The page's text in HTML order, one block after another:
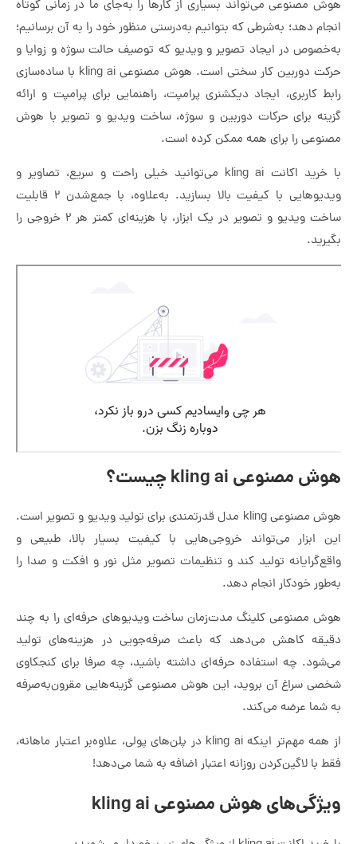
هوش مصنوعی می‌تواند بسیاری از کارها را به‌جای ما در زمانی کوتاه
انجام دهد؛ به‌شرطی که بتوانیم به‌درستی منظور خود را به آن برسانیم؛
به‌خصوص در ایجاد تصویر و ویدیو که توصیف حالت سوژه و زوایا و
حرکت دوربین کار سختی است. هوش مصنوعی kling ai با ساده‌سازی
رابط کاربری، ایجاد دیکشنری پرامپت، راهنمایی برای پرامپت و ارائه
گزینه برای حرکات دوربین و سوژه، ساخت ویدیو و تصویر با هوش
مصنوعی را برای همه ممکن کرده است.
با خرید اکانت kling ai می‌توانید خیلی راحت و سریع، تصاویر و
ویدیوهایی با کیفیت بالا بسازید. به‌علاوه، با جمع‌شدن ۲ قابلیت
ساخت ویدیو و تصویر در یک ابزار، با هزینه‌ای کمتر هر ۲ خروجی را
بگیرید.
هوش مصنوعی kling ai چیست؟
هوش مصنوعی kling مدل قدرتمندی برای تولید ویدیو و تصویر است.
این ابزار می‌تواند خروجی‌هایی با کیفیت بسیار بالا، طبیعی و
واقع‌گرایانه تولید کند و تنظیمات تصویر مثل نور و افکت و صدا را
به‌طور خودکار انجام دهد.
هوش مصنوعی کلینگ مدت‌زمان ساخت ویدیوهای حرفه‌ای را به چند
دقیقه کاهش می‌دهد که باعث صرفه‌جویی در هزینه‌های تولید
می‌شود. چه استفاده حرفه‌ای داشته باشید، چه صرفا برای کنجکاوی
شخصی سراغ آن بروید، این هوش مصنوعی گزینه‌هایی مقرون‌به‌صرفه
به شما عرضه می‌کند.
از همه مهم‌تر اینکه kling ai در پلن‌های پولی، علاوه‌بر اعتبار ماهانه،
فقط با لاگین‌کردن روزانه اعتبار اضافه به شما می‌دهد!
ویژگی‌های هوش مصنوعی kling ai